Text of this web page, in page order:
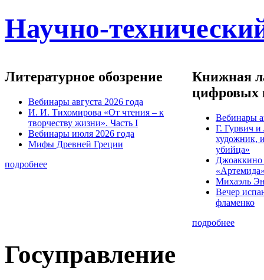
Научно-
Литературное обозрение
Вебинары августа 2026 года
И. И. Тихомирова «От чтения – к
творчеству жизни». Часть I
Вебинары июля 2026 года
Мифы Древней Греции
подробнее
Книжная
цифровых
Вебинары
Г. Гурвич
художник,
убийца»
Михаэль
Вечер
фламенко
подробнее
Госуправление